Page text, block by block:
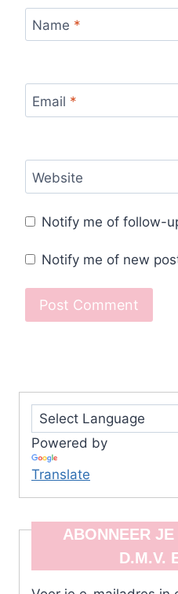
Name *
Email *
Website
Notify me of follow-
Notify me of new
Powered by
Translate
ABONNEER
D.M.V.